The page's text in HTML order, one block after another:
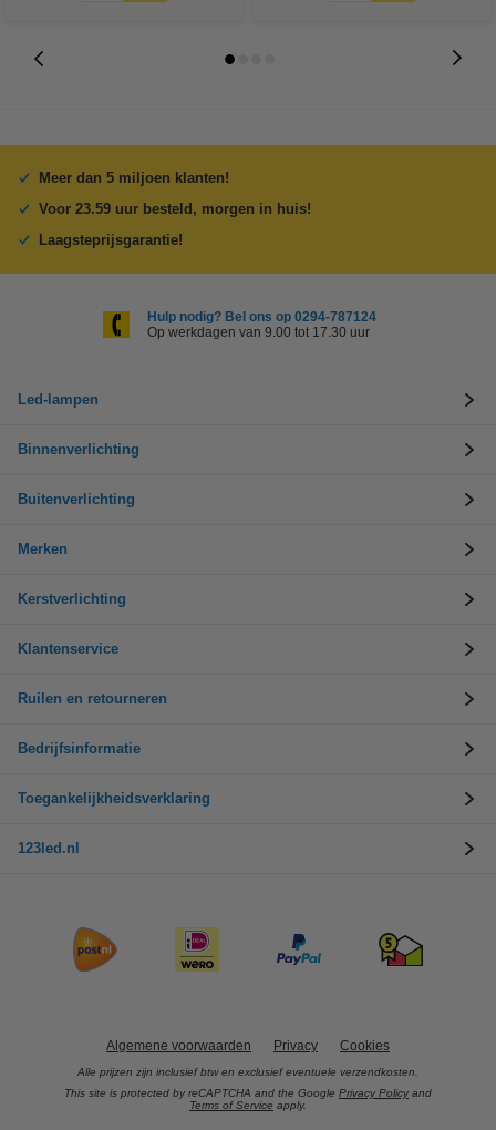
Meer dan 5 miljoen klanten!
Voor 23.59 uur besteld, morgen in huis!
Laagsteprijsgarantie!
Hulp nodig? Bel ons op 0294-787124
Op werkdagen van 9.00 tot 17.30 uur
Led-lampen
Binnenverlichting
Buitenverlichting
Merken
Kerstverlichting
Klantenservice
Ruilen en retourneren
Bedrijfsinformatie
Toegankelijkheidsverklaring
123led.nl
Algemene voorwaarden Privacy Cookies
Alle prijzen zijn inclusief btw en exclusief eventuele verzendkosten.
This site is protected by reCAPTCHA and the Google Privacy Policy and
Terms of Service apply.